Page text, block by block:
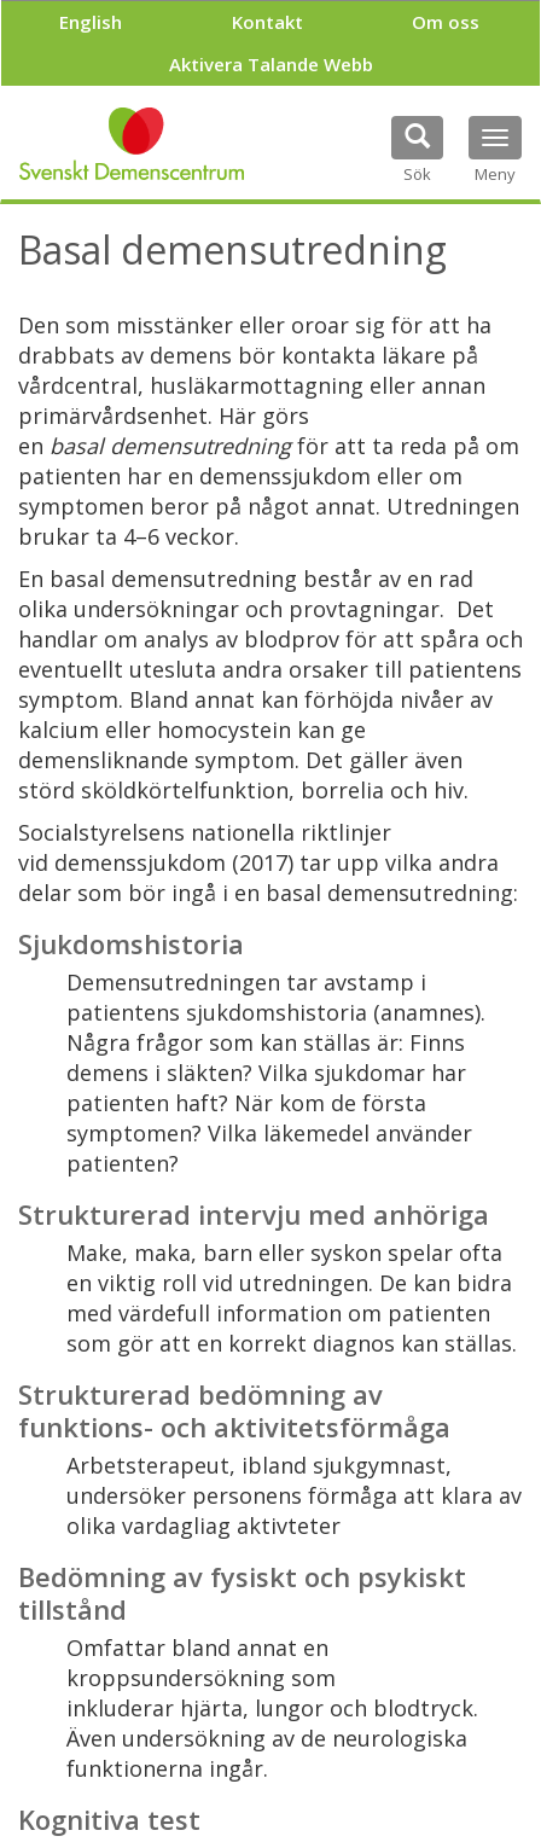
p
l
English Kontakt
Om oss
Aktivera Talande Webb
Sök Meny
Basal demensutredning
Den som misstänker eller oroar sig för att ha
drabbats av demens bör kontakta läkare på
vårdcentral, husläkarmottagning eller annan
primärvårdsenhet. Här görs
en basal demensutredningför att ta reda på om
patienten har en demenssjukdom eller om
symptomen beror på något annat. Utredningen
brukar ta 4–6 veckor.
En basal demensutredning består av en rad
olika undersökningar och provtagningar. Det
handlar om analys av blodprov för att spåra och
eventuellt utesluta andra orsaker till patientens
symptom. Bland annat kan förhöjda nivåer av
kalcium eller homocystein kan ge
demensliknande symptom. Det gäller även
störd sköldkörtelfunktion, borrelia och hiv.
Socialstyrelsens nationella riktlinjer
vid demenssjukdom (2017) tar upp vilka andra
delar som bör ingå i en basal demensutredning:
Sjukdomshistoria
Demensutredningen tar avstamp i
patientens sjukdomshistoria (anamnes).
Några frågor som kan ställas är: Finns
demens i släkten? Vilka sjukdomar har
patienten haft? När kom de första
symptomen? Vilka läkemedel använder
patienten?
Strukturerad intervju med anhöriga
Make, maka, barn eller syskon spelar ofta
en viktig roll vid utredningen. De kan bidra
med värdefull information om patienten
som gör att en korrekt diagnos kan ställas.
Strukturerad bedömning av
funktions- och aktivitetsförmåga
Arbetsterapeut, ibland sjukgymnast,
undersöker personens förmåga att klara av
olika vardagliag aktivteter
Bedömning av fysiskt och psykiskt
tillstånd
Omfattar bland annat en
kroppsundersökning som
inkluderar hjärta, lungor och blodtryck.
Även undersökning av de neurologiska
funktionerna ingår.
Kognitiva test